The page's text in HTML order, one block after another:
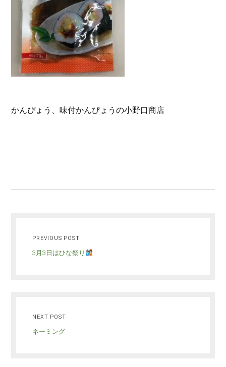
かんぴょう、味付かんぴょうの小野口商店
PREVIOUS POST
3月3日はひな祭り
NEXT POST
ネーミング